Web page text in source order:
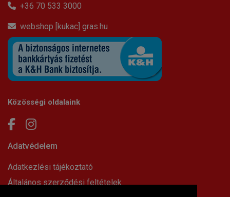
+36 70 533 3000
webshop [kukac] gras.hu
Közösségi oldalaink
Adatvédelem
Adatkezlési tájékoztató
Általános szerződési feltételek